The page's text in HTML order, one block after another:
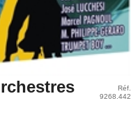
Réf.
9268.442